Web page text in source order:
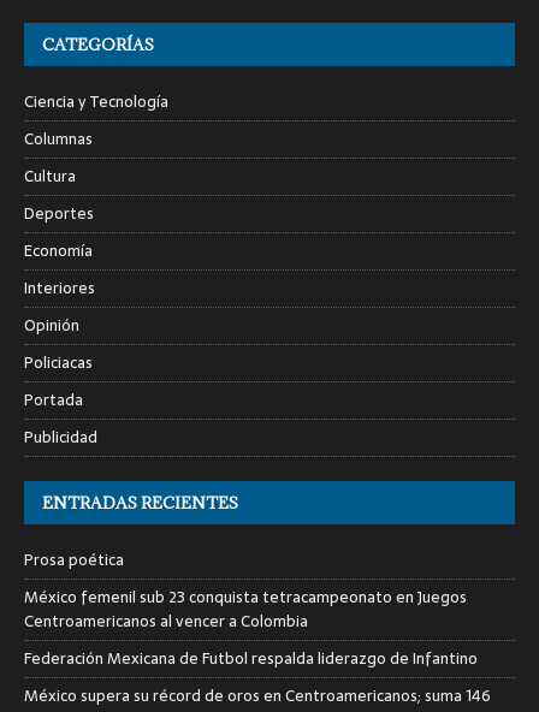
CATEGORÍAS
Ciencia y Tecnología
Columnas
Cultura
Deportes
Economía
Interiores
Opinión
Policiacas
Portada
Publicidad
ENTRADAS RECIENTES
Prosa poética
México femenil sub 23 conquista tetracampeonato en Juegos
Centroamericanos al vencer a Colombia
Federación Mexicana de Futbol respalda liderazgo de Infantino
México supera su récord de oros en Centroamericanos; suma 146